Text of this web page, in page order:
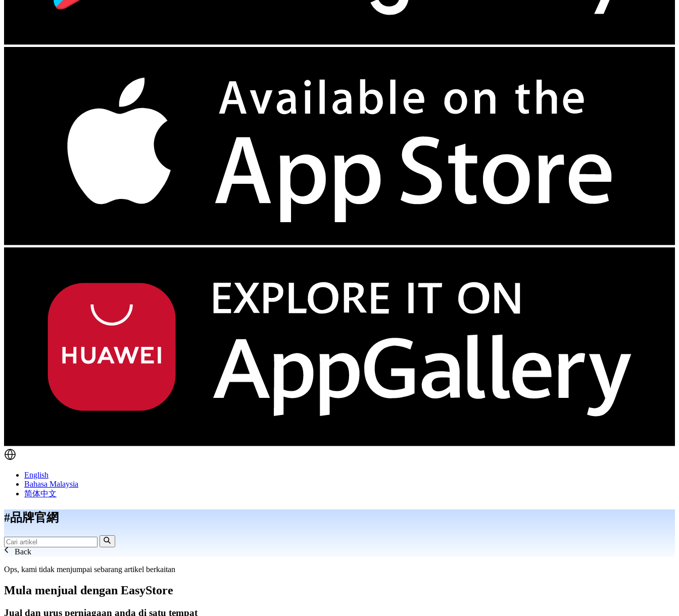
English
Bahasa Malaysia
简体中文
#品牌官網
Back
Ops, kami tidak menjumpai sebarang artikel berkaitan
Mula menjual dengan EasyStore
Jual dan urus perniagaan anda di satu tempat